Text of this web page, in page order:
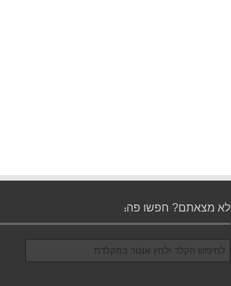
לא מצאתם? חפשו פה: